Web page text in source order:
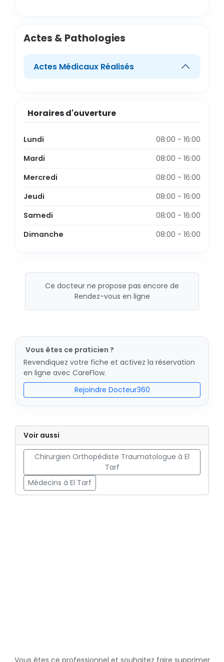
Actes & Pathologies
Actes Médicaux Réalisés
Horaires d'ouverture
Lundi
08:00 - 16:00
Mardi
08:00 - 16:00
Mercredi
08:00 - 16:00
Jeudi
08:00 - 16:00
Samedi
08:00 - 16:00
Dimanche
08:00 - 16:00
Ce docteur ne propose pas encore de
Rendez-vous en ligne
Vous êtes ce praticien ?
Revendiquez votre fiche et activez la réservation
en ligne avec CareFlow.
Rejoindre Docteur360
Voir aussi
Chirurgien Orthopédiste Traumatologue à El
Tarf
Médecins à El Tarf
Vous êtes ce professionnel et souhaitez faire supprimer